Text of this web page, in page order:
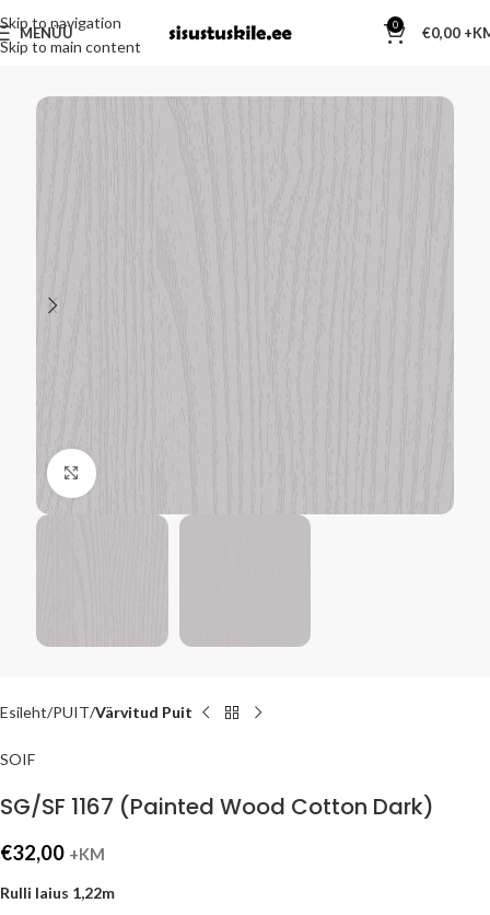
Skip to navigation
Skip to main content
MENÜÜ 0 €0,00
Kliki suurendamiseks
Esileht PUIT Värvitud Puit
SOIF
SG/SF 1167 (Painted Wood Cotton Dark)
€32,00 +KM
Rulli laius 1,22m